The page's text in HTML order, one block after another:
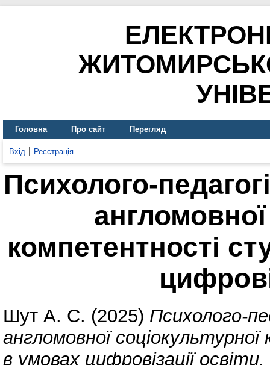
Головна Про сайт Перегляд
Вхід Реєстрація
Психолого-
компетентності
Шут А. С. (2025) Психолого-
англомовної
в умовах цифровізації освіти.